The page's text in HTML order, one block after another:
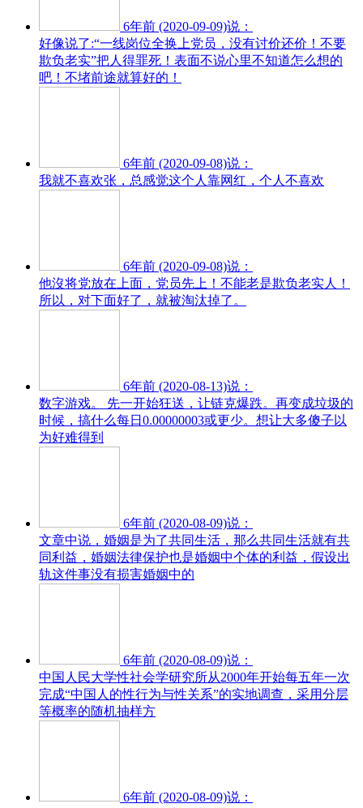
6年前 (2020-09-09)说：
好像说了:“一线岗位全换上党员，没有讨价还价！不要
欺负老实”把人得罪死！表面不说心里不知道怎么想的
吧！不堵前途就算好的！
6年前 (2020-09-08)说：
我就不喜欢张，总感觉这个人靠网红，个人不喜欢
6年前 (2020-09-08)说：
他沒将党放在上面，党员先上！不能老是欺负老实人！
所以，对下面好了，就被淘汰掉了。
6年前 (2020-08-13)说：
数字游戏。 先一开始狂送，让链克爆跌。再变成垃圾的
时候，搞什么每日0.00000003或更少。想让大多傻子以
为好难得到
6年前 (2020-08-09)说：
文章中说，婚姻是为了共同生活，那么共同生活就有共
同利益，婚姻法律保护也是婚姻中个体的利益，假设出
轨这件事没有损害婚姻中的
6年前 (2020-08-09)说：
中国人民大学性社会学研究所从2000年开始每五年一次
完成“中国人的性行为与性关系”的实地调查，采用分层
等概率的随机抽样方
6年前 (2020-08-09)说：